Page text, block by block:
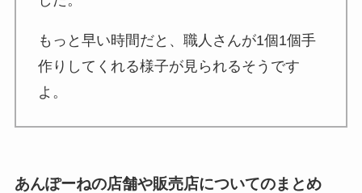
もっと早い時間だと、職人さんが1個1個手
作りしてくれる様子が見られるそうです
よ。
あんぽーねの店舗や販売店についてのまとめ